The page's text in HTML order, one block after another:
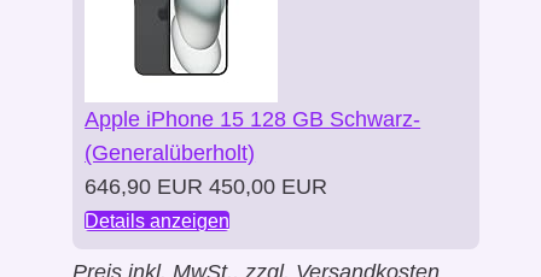
Apple iPhone 15 128 GB Schwarz-
(Generalüberholt)
646,90 EUR 450,00 EUR
Details anzeigen